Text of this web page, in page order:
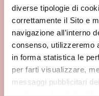
diverse tipologie di
correttamente il Sito e
navigazione all’interno
consenso, utilizzeremo
in forma statistica le
per farti visualizzare,
messaggi pubblicitari
GRENADINE FLAVOUR